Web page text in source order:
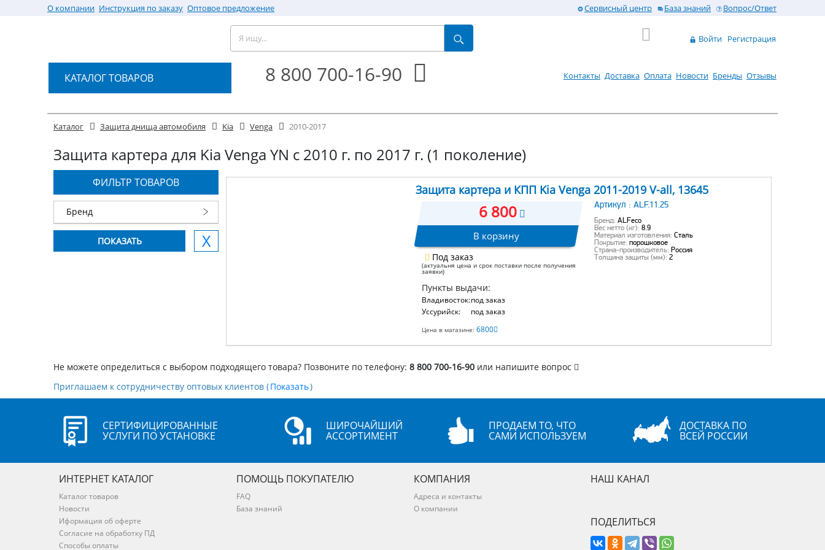
О компании Инструкция по заказу Оптовое предложение Сервисный центр База знаний Вопрос/Ответ
Войти Регистрация
КАТАЛОГ ТОВАРОВ 8 800 700-16-90 Контакты Доставка Оплата Новости Бренды Отзывы
Каталог Защита днища автомобиля Kia Venga 2010-2017
Защита картера для Kia Venga YN с 2010 г. по 2017 г. (1 поколение)
ФИЛЬТР ТОВАРОВ
Бренд
Защита картера и КПП Kia Venga 2011-2019 V-all, 13645
6 800
В корзину
Под заказ
(актуальня цена и срок поставки после получения
заявки)
Пункты выдачи:
Владивосток:под заказ
Уссурийск:
под заказ
Цена в магазине: 6800
Артикул : ALF.11.25
Бренд: ALFeco
Вес нетто (кг): 8.9
Материал изготовления: Сталь
Покрытие: порошковое
Страна-производитель: Россия
Толщина защиты (мм): 2
Не можете определиться с выбором подходящего товара? Позвоните по телефону: 8 800 700-16-90 или напишите вопрос
Приглашаем к сотрудничеству оптовых клиентов (
)
СЕРТИФИЦИРОВАННЫЕ
УСЛУГИ ПО УСТАНОВКЕ
ШИРОЧАЙШИЙ
АССОРТИМЕНТ
ПРОДАЕМ ТО, ЧТО
САМИ ИСПОЛЬЗУЕМ
ДОСТАВКА ПО
ВСЕЙ РОССИИ
ИНТЕРНЕТ КАТАЛОГ
Каталог товаров
Новости
Иформация об оферте
Согласие на обработку ПД
Способы оплаты
ПОМОЩЬ ПОКУПАТЕЛЮ
FAQ
База знаний
КОМПАНИЯ
Адреса и контакты
О компании
НАШ КАНАЛ
ПОДЕЛИТЬСЯ